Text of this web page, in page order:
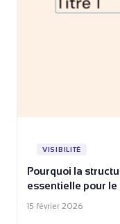
VISIBILITÉ
Pourquoi la
essentielle pour le
15 février 2026